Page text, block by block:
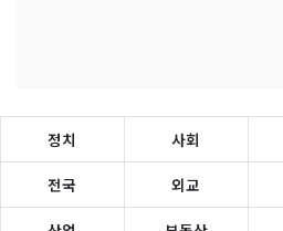
정치 사회
전국 외교